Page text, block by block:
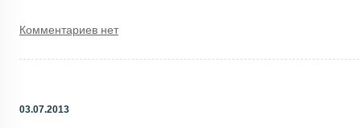
Комментариев нет
03.07.2013